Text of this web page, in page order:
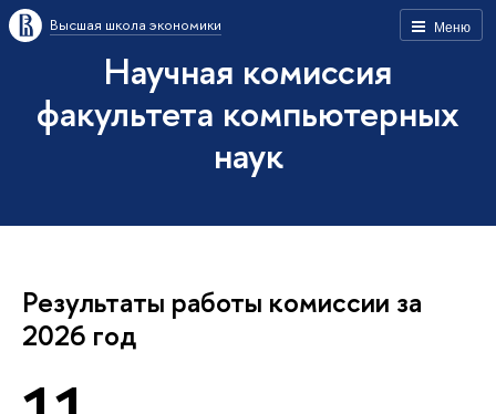
Меню
Высшая школа экономики
Научная комиссия
факультета компьютерных
наук
Результаты работы комиссии за
2026 год